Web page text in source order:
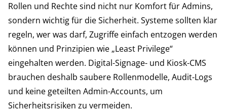
Rollen und Rechte sind nicht nur Komfort für Admins,
sondern wichtig für die Sicherheit. Systeme sollten klar
regeln, wer was darf, Zugriffe einfach entzogen werden
können und Prinzipien wie „Least Privilege“
eingehalten werden. Digital-Signage- und Kiosk-CMS
brauchen deshalb saubere Rollenmodelle, Audit-Logs
und keine geteilten Admin-Accounts, um
Sicherheitsrisiken zu vermeiden.